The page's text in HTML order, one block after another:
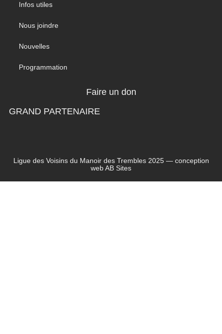
Infos utiles
Nous joindre
Nouvelles
Programmation
Faire un don
GRAND PARTENAIRE
Ligue des Voisins du Manoir des Trembles 2025 — conception
webAB Sites